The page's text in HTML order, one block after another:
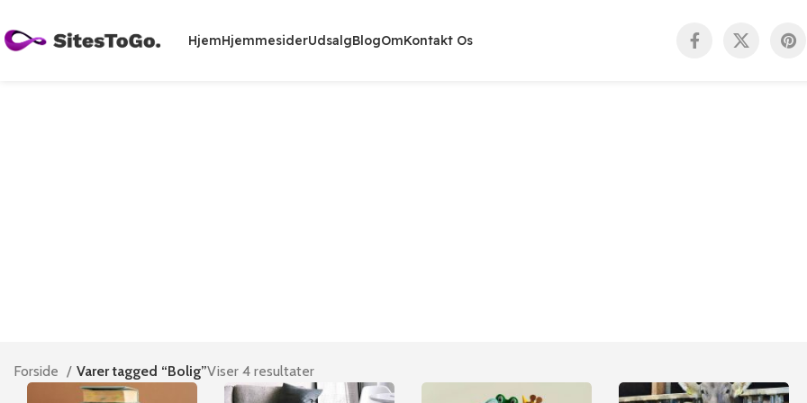
HjemHjemmesiderUdsalgBlogOmKontakt Os
Forside Varer tagged “Bolig”Viser 4 resultater